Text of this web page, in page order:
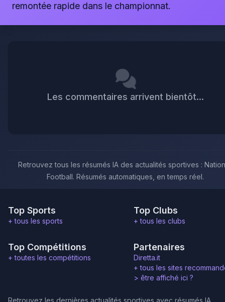
remontée rapide dans le championnat.
Les commentaires arrivent bientôt...
Retrouvez tous les résumés IA des actualités sportives :
Football. Résumés automatiques, en temps réel.
Top Sports
+ tous les sports
Top Clubs
+ tous les clubs
Top Compétitions
+ toutes les compétitions
Partenaires
Diretta.it
+ tous les sites
> être affiché ici ?
Retrouvez les dernières actualités sportives avec résumés IA